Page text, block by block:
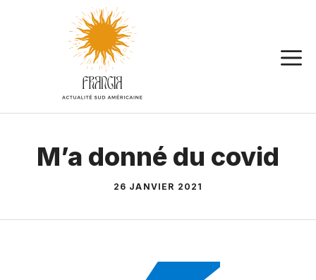
M’a donné du covid
26 JANVIER 2021